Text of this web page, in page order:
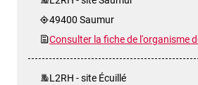
49400 Saumur
Consulter la fiche de l'organisme
L2RH - site Écuillé